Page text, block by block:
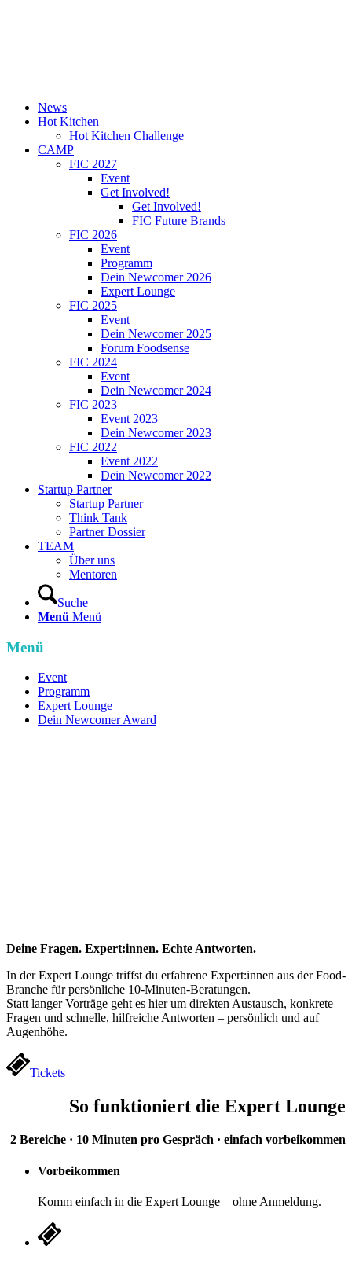
News
Hot Kitchen
Hot Kitchen Challenge
CAMP
FIC 2027
Event
Get Involved!
Get Involved!
FIC Future Brands
FIC 2026
Event
Programm
Dein Newcomer 2026
Expert Lounge
FIC 2025
Event
Dein Newcomer 2025
Forum Foodsense
FIC 2024
Event
Dein Newcomer 2024
FIC 2023
Event 2023
Dein Newcomer 2023
FIC 2022
Event 2022
Dein Newcomer 2022
Startup Partner
Startup Partner
Think Tank
Partner Dossier
TEAM
Über uns
Mentoren
Suche
Menü Menü
Menü
Event
Programm
Expert Lounge
Dein Newcomer Award
Deine Fragen. Expert:innen. Echte Antworten.
In der Expert Lounge triffst du erfahrene Expert:innen aus der Food-
Branche für persönliche 10-Minuten-Beratungen.
Statt langer Vorträge geht es hier um direkten Austausch, konkrete
Fragen und schnelle, hilfreiche Antworten – persönlich und auf
Augenhöhe.
Tickets
So funktioniert die Expert Lounge
2 Bereiche · 10 Minuten pro Gespräch · einfach vorbeikommen
Vorbeikommen
Komm einfach in die Expert Lounge – ohne Anmeldung.